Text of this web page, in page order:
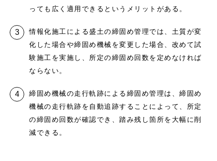
っても広く適用できるというメリットがある。
情報化施工による盛土の締固め管理では、土質が変
化した場合や締固め機械を変更した場合、改めて試
験施工を実施し、所定の締固め回数を定めなければ
ならない。
締固め機械の走行軌跡による締固め管理は、締固め
機械の走行軌跡を自動追跡することによって、所定
の締固め回数が確認でき、踏み残し箇所を大幅に削
減できる。